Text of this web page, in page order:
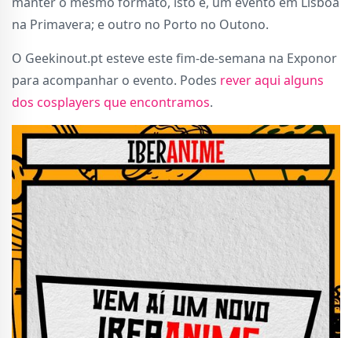
na Primavera; e outro no Porto no Outono.
O Geekinout.pt esteve este fim-de-semana na Exponor
para acompanhar o evento. Podes rever aqui alguns
dos cosplayers que encontramos.